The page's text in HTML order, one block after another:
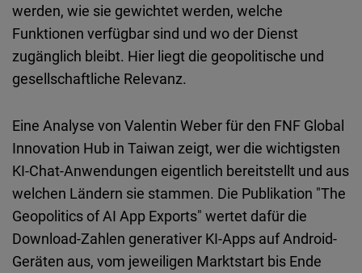
werden, wie sie gewichtet werden, welche
Funktionen verfügbar sind und wo der Dienst
zugänglich bleibt. Hier liegt die geopolitische und
gesellschaftliche Relevanz.
Eine Analyse von Valentin Weber für den FNF Global
Innovation Hub in Taiwan zeigt, wer die wichtigsten
KI-Chat-Anwendungen eigentlich bereitstellt und aus
welchen Ländern sie stammen. Die Publikation "The
Geopolitics of AI App Exports" wertet dafür die
Download-Zahlen generativer KI-Apps auf Android-
Geräten aus, vom jeweiligen Marktstart bis Ende
Flickr
Embed
Embed
Podigee
Embed
D.Vinci
Embed